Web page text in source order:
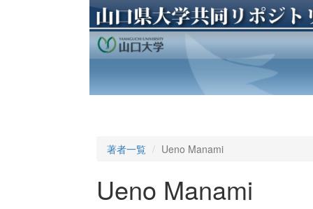
著者一覧 Ueno Manami
Ueno Manami